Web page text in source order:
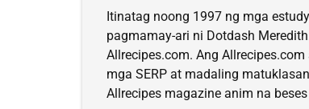
Itinatag noong 1997 ng mga
pagmamay-ari ni Dotdash
Allrecipes.com. Ang
mga SERP at madaling
Allrecipes magazine anim na